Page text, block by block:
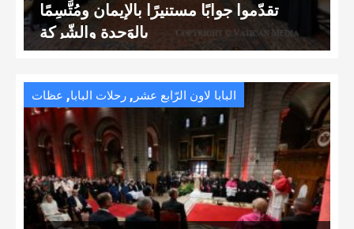
تقدّموا جوابًا مستنيرًا بالإيمان ومُتَّسِمًا
بالوَحدة والشّركة
البابا لاون الرّابع عشر , رحلات البابا, عظات